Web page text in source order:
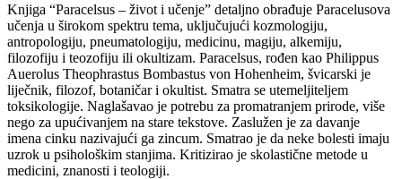
Knjiga “Paracelsus – život i učenje” detaljno obrađuje Paracelusova
učenja u širokom spektru tema, uključujući kozmologiju,
antropologiju, pneumatologiju, medicinu, magiju, alkemiju,
filozofiju i teozofiju ili okultizam. Paracelsus, rođen kao Philippus
Auerolus Theophrastus Bombastus von Hohenheim, švicarski je
liječnik, filozof, botaničar i okultist. Smatra se utemeljiteljem
toksikologije. Naglašavao je potrebu za promatranjem prirode, više
nego za upućivanjem na stare tekstove. Zaslužen je za davanje
imena cinku nazivajući ga zincum. Smatrao je da neke bolesti imaju
uzrok u psihološkim stanjima. Kritizirao je skolastične metode u
medicini, znanosti i teologiji.